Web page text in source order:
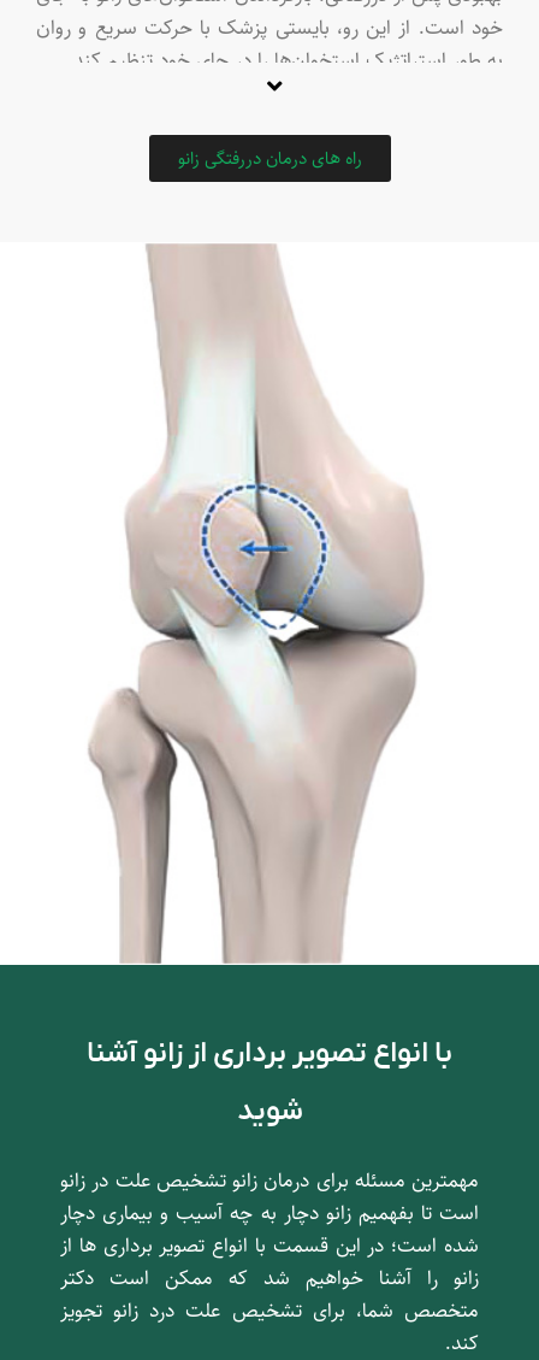
خود است. از این رو، بایستی پزشک با حرکت سریع و روان
به طور استراتژیک استخوان‌ها را در جای خود تنظیم کند.
عموما دررفتگی زانو با علائم سخت و غیرقابل تحملی از جمله
لغزش کشکک زانو به اطراف
پیچ خوردگی زانو و عدم تحمل وزن
درد جلوی زانو و تشدید آن در هنگام انجام فعالیت
صدای ساییدگی و خرد شد‌ن زانو به هنگام حرکت
راه های درمان دررفتگی زانو
با انواع تصویر برداری از زانو آشنا
شوید
مهمترین مسئله برای درمان زانو تشخیص علت در زانو
است تا بفهمیم زانو دچار به چه آسیب و بیماری دچار
شده است؛ در این قسمت با انواع تصویر برداری ها از
زانو را آشنا خواهیم شد که ممکن است دکتر
متخصص شما، برای تشخیص علت درد زانو تجویز
کند.